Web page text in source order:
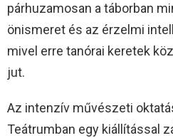
párhuzamosan a táborban
önismeret és az érzelmi
mivel erre tanórai keretek
jut.
Az intenzív művészeti
Teátrumban egy kiállítással